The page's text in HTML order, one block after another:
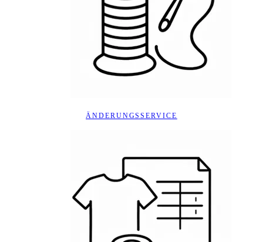
ÄNDERUNGSSERVICE